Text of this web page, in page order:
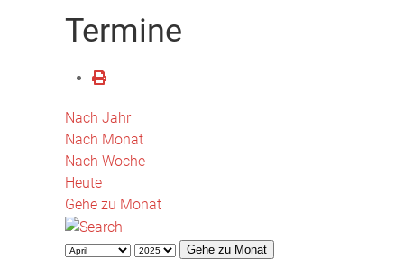
Termine
Nach Jahr
Nach Monat
Nach Woche
Heute
Gehe zu Monat
Gehe zu Monat